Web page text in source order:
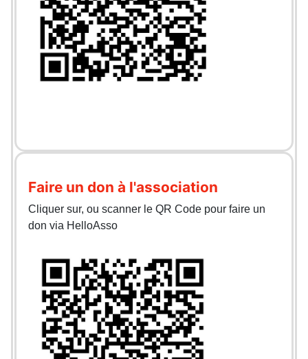
Faire un don à l'association
Cliquer sur, ou scanner le QR Code pour faire un
don via HelloAsso